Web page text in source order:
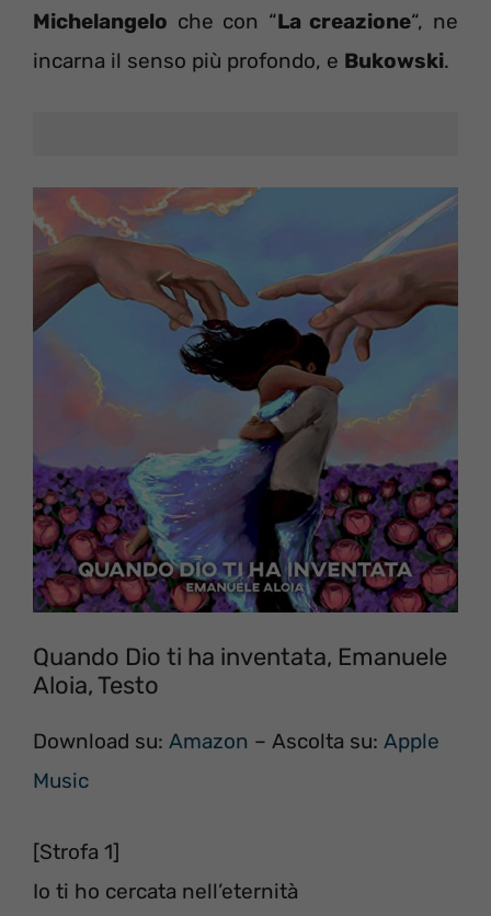
Michelangelo che con “La creazione“, ne
incarna il senso più profondo, e Bukowski.
Quando Dio ti ha inventata, Emanuele
Aloia, Testo
Download su: Amazon – Ascolta su: Apple
Music
[Strofa 1]
Io ti ho cercata nell’eternità